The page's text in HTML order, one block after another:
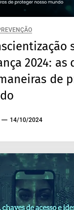
2024: as
de
14/10/2024